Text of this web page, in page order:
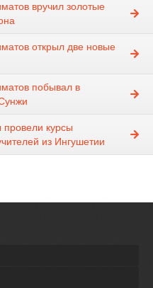
вручил золотые
открыл две новые
побывал в
курсы
из Ингушетии